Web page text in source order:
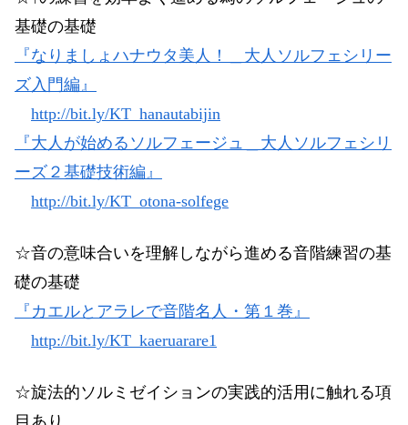
基礎の基礎
『なりましょハナウタ美人！＿大人ソルフェシリー
ズ入門編』
http://bit.ly/KT_hanautabijin
『大人が始めるソルフェージュ＿大人ソルフェシリ
ーズ２基礎技術編』
http://bit.ly/KT_otona-solfege
☆音の意味合いを理解しながら進める音階練習の基
礎の基礎
『カエルとアラレで音階名人・第１巻』
http://bit.ly/KT_kaeruarare1
☆旋法的ソルミゼイションの実践的活用に触れる項
目あり